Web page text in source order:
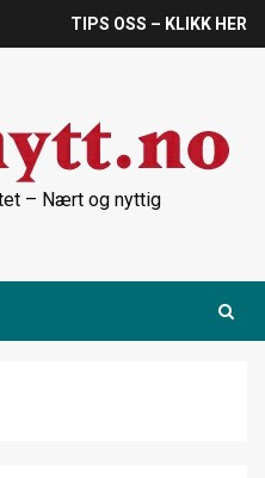
TIPS OSS – KLIKK HER
– Nært og nyttig